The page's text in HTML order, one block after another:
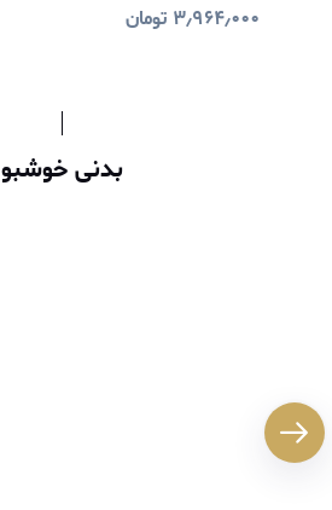
۳٫۹۶۴٫۰۰۰ تومان
بدنی خوشبو